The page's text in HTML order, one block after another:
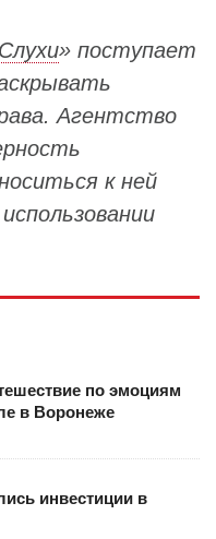
Слухи» поступает
Агентство
к ней
по эмоциям
в Воронеже
инвестиции в